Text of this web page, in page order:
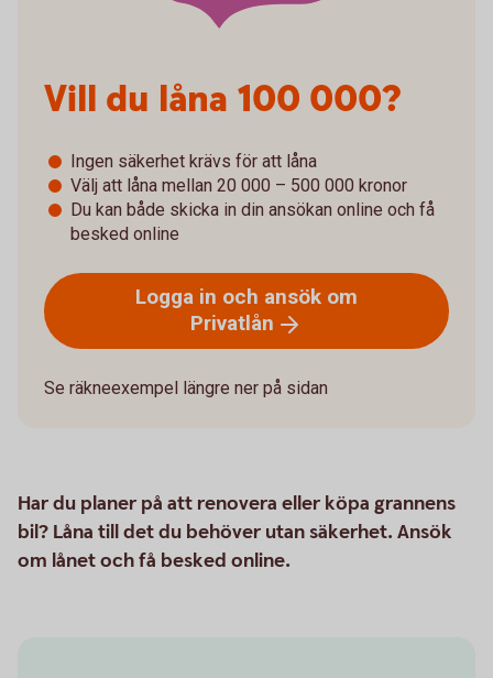
Vill du låna­­ 100 000?
Ingen säkerhet krävs för att låna
Välj att låna mellan 20 000 – 500 000 kronor
Du kan både skicka in din ansökan online och få
besked online
Logga in och ansök om
Privatlån
Se räkneexempel längre ner på sidan
Har du planer på att renovera eller köpa grannens
bil? Låna till det du behöver utan säkerhet. Ansök
om lånet och få besked online.